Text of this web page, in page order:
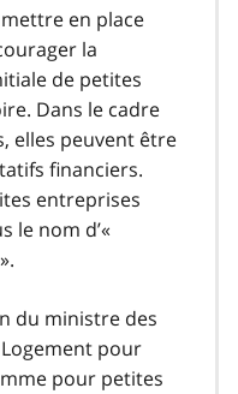
en place
la
de petites
Dans le cadre
elles peuvent être
financiers.
entreprises
le nom d’«
du ministre des
pour
pour petites